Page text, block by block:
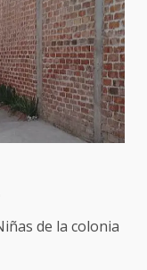
de la colonia